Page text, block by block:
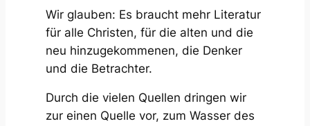
Wir glauben: Es braucht mehr Literatur
für alle Christen, für die alten und die
neu hinzugekommenen, die Denker
und die Betrachter.
Durch die vielen Quellen dringen wir
zur einen Quelle vor, zum Wasser des